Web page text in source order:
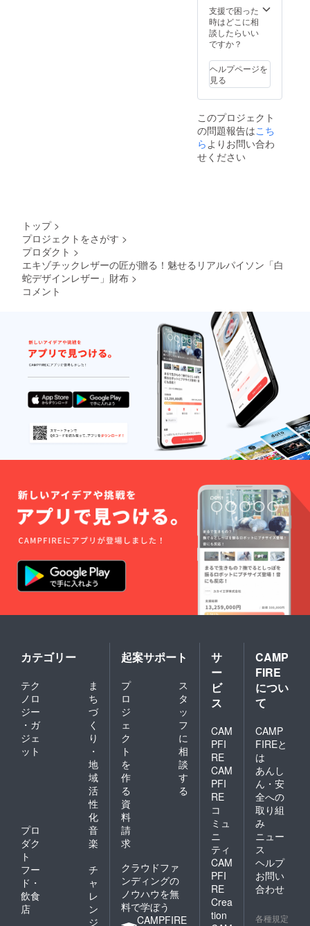
い。
支援で困った
時はどこに相
談したらいい
ですか？
ヘルプページを
見る
このプロジェクト
の問題報告はこち
らよりお問い合わ
せください
トップ >
プロジェクトをさがす >
プロダクト >
エキゾチックレザーの匠が贈る！魅せるリアルパイソン「白
蛇デザインレザー」財布 >
コメント
カテゴリー
テク
ノロ
ジー
・ガ
ジェ
ット
ま
ち
づ
く
り
・
地
域
活
性
化
プロ
ダク
ト
音
楽
フー
ド・
飲食
店
チ
ャ
レ
ン
ジ
起案サポート
プ
ロ
ジ
ェ
ク
ト
を
作
る
ス
タ
ッ
フ
に
相
談
す
る
資
料
請
求
クラウドファ
ンディングの
ノウハウを無
料で学ぼう
CAMPFIRE
サ
ー
ビ
ス
CAM
PFI
RE
CAM
PFI
RE
コ
ミュ
ニ
ティ
CAM
PFI
RE
Crea
tion
CAMP
FIRE
につい
て
CAMP
FIREと
は
あんし
ん・安
全への
取り組
み
ニュー
ス
ヘルプ
お問い
合わせ
各種規定